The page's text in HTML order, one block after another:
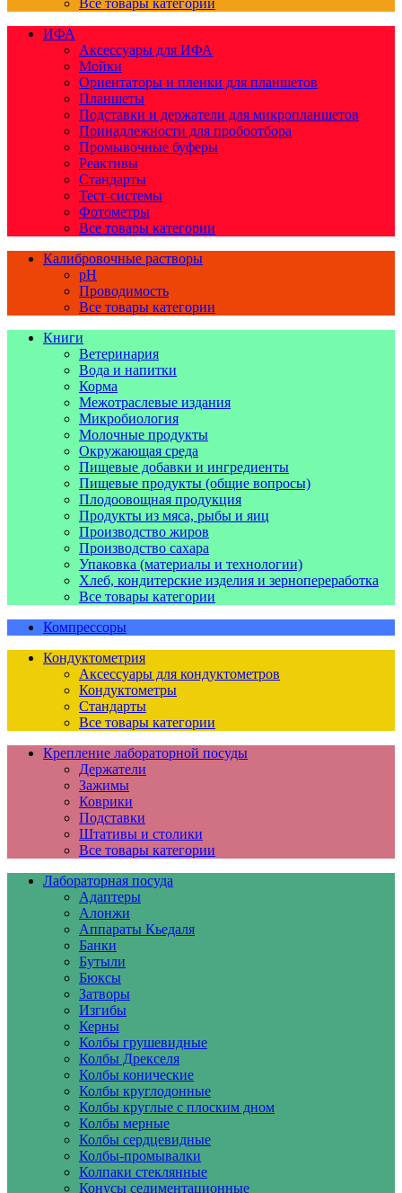
Все товары категории
ИФА
Аксессуары для ИФА
Мойки
Ориентаторы и пленки для планшетов
Планшеты
Подставки и держатели для микропланшетов
Принадлежности для пробоотбора
Промывочные буферы
Реактивы
Стандарты
Тест-системы
Фотометры
Все товары категории
Калибровочные растворы
pH
Проводимость
Все товары категории
Книги
Ветеринария
Вода и напитки
Корма
Межотраслевые издания
Микробиология
Молочные продукты
Окружающая среда
Пищевые добавки и ингредиенты
Пищевые продукты (общие вопросы)
Плодоовощная продукция
Продукты из мяса, рыбы и яиц
Производство жиров
Производство сахара
Упаковка (материалы и технологии)
Хлеб, кондитерские изделия и зернопереработка
Все товары категории
Компрессоры
Кондуктометрия
Аксессуары для кондуктометров
Кондуктометры
Стандарты
Все товары категории
Крепление лабораторной посуды
Держатели
Зажимы
Коврики
Подставки
Штативы и столики
Все товары категории
Лабораторная посуда
Адаптеры
Алонжи
Аппараты Кьедаля
Банки
Бутыли
Бюксы
Затворы
Изгибы
Керны
Колбы грушевидные
Колбы Дрекселя
Колбы конические
Колбы круглодонные
Колбы круглые с плоским дном
Колбы мерные
Колбы сердцевидные
Колбы-промывалки
Колпаки стеклянные
Конусы седиментационные